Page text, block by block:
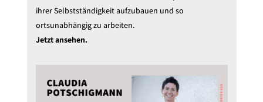
ihrer Selbstständigkeit aufzubauen und so
ortsunabhängig zu arbeiten.
Jetzt ansehen.